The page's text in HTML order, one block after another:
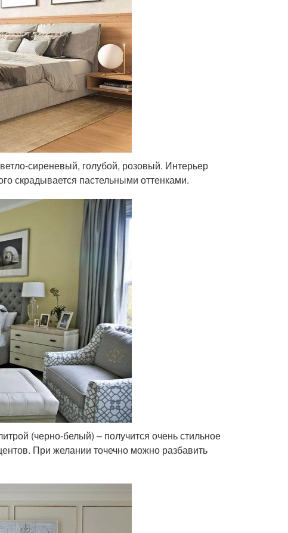
сиреневый, голубой, розовый. Интерьер
скрадывается пастельными оттенками.
(черно-белый) – получится очень стильное
При желании точечно можно разбавить